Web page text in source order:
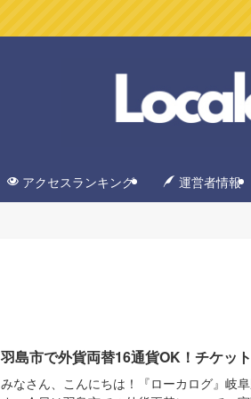
『ロ
アクセスランキング 運営者情報
羽島市で外貨両替16通貨OK！チケッ
みなさん、こんにちは！『ローカログ』岐